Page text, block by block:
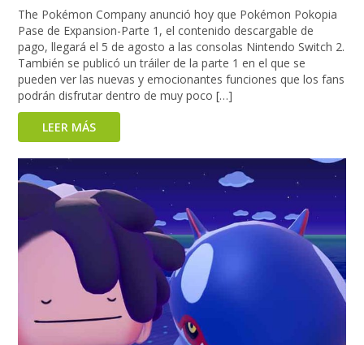
The Pokémon Company anunció hoy que Pokémon Pokopia
Pase de Expansion-Parte 1, el contenido descargable de
pago, llegará el 5 de agosto a las consolas Nintendo Switch 2.
También se publicó un tráiler de la parte 1 en el que se
pueden ver las nuevas y emocionantes funciones que los fans
podrán disfrutar dentro de muy poco […]
LEER MÁS